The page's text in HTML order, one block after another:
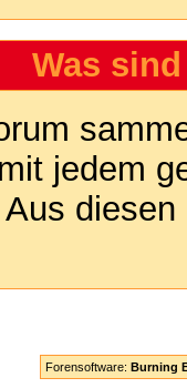
Was
jedem
Forensoftware: Burning